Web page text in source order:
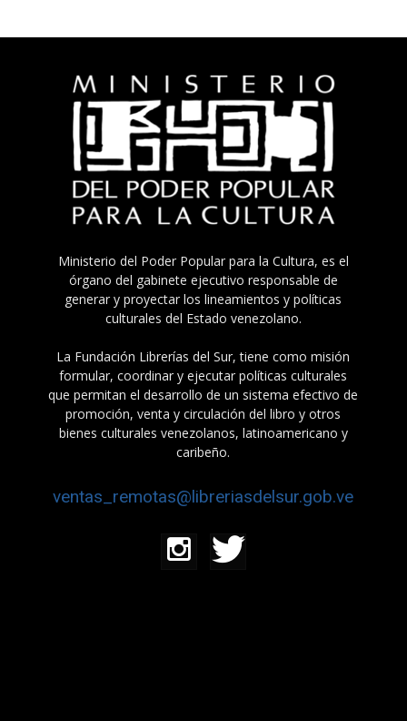
Ministerio del Poder Popular para la Cultura, es el
órgano del gabinete ejecutivo responsable de
generar y proyectar los lineamientos y políticas
culturales del Estado venezolano.
La Fundación Librerías del Sur, tiene como misión
formular, coordinar y ejecutar políticas culturales
que permitan el desarrollo de un sistema efectivo de
promoción, venta y circulación del libro y otros
bienes culturales venezolanos, latinoamericano y
caribeño.
ventas_remotas@libreriasdelsur.gob.ve